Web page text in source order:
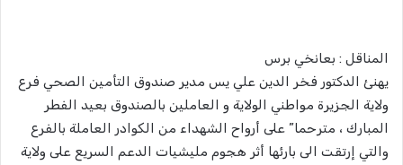
المناقل : بعانخي برس
يهنئ الدكتور فخر الدين علي يس مدير صندوق التأمين الصحي فرع
ولاية الجزيرة مواطني الولاية و العاملين بالصندوق بعيد الفطر
المبارك ، مترحما” على أرواح الشهداء من الكوادر العاملة بالفرع
والتي إرتقت الى بارئها أثر هجوم مليشيات الدعم السريع على ولاية